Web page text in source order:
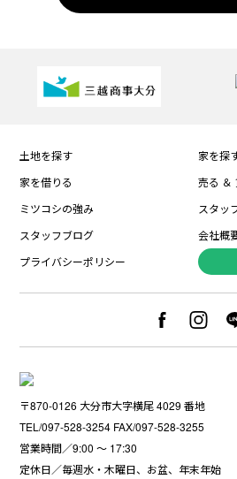
〒870-0126 大分市大字横尾 4029 番地
TEL/097-528-3254 FAX/097-528-3255
営業時間／9:00 〜 17:30
定休日／毎週水・木曜日、お盆、年末年始
土地を探す
家を探
家を借りる
売る ＆
ミツコシの強み
スタッ
スタッフブログ
会社概
プライバシーポリシー